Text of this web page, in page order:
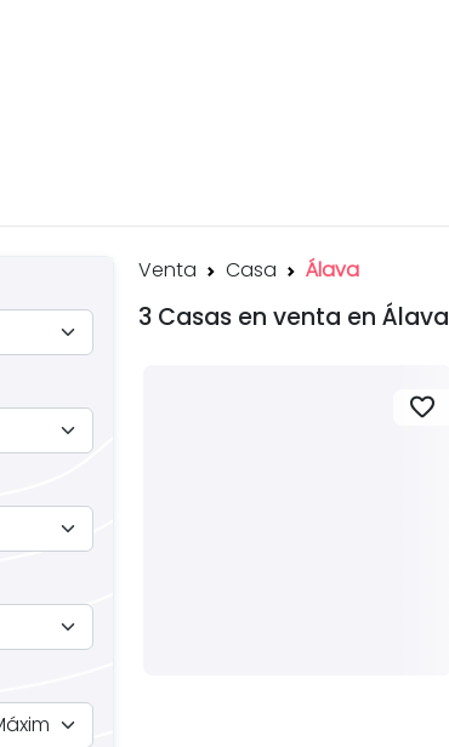
Venta Casa Álava
3 Casas en venta en Álava
favorite